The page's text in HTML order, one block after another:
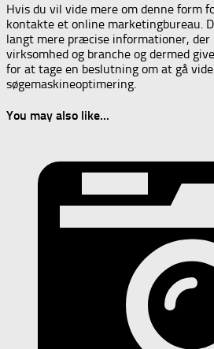
Hvis du vil vide mere om denne form
kontakte et online marketingbureau.
langt mere præcise informationer,
virksomhed og branche og dermed
for at tage en beslutning om at gå
søgemaskineoptimering.
You may also like...